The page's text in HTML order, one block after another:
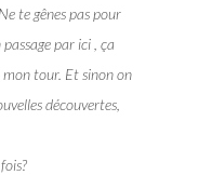
te gênes pas pour
par ici , ça
tour. Et sinon on
découvertes,